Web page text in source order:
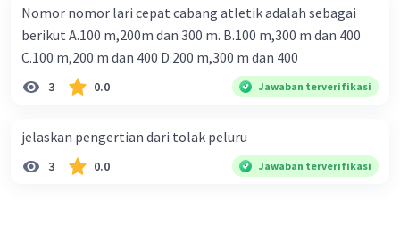
Nomor nomor lari cepat cabang atletik adalah sebagai
berikut A.100 m,200m dan 300 m. B.100 m,300 m dan 400
C.100 m,200 m dan 400 D.200 m,300 m dan 400
3 0.0 Jawaban terverifikasi
jelaskan pengertian dari tolak peluru
3 0.0 Jawaban terverifikasi